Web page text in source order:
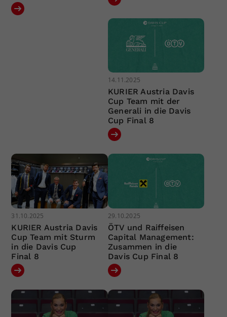
14.11.2025
KURIER Austria Davis
Cup Team mit der
Generali in die Davis
Cup Final 8
31.10.2025
KURIER Austria Davis
Cup Team mit Sturm
in die Davis Cup
Final 8
29.10.2025
ÖTV und Raiffeisen
Capital Management:
Zusammen in die
Davis Cup Final 8